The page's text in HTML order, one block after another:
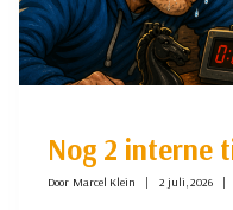
Nog 2 interne
Door Marcel Klein 2 juli, 2026